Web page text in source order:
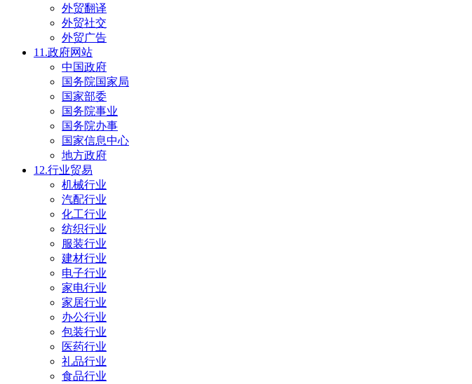
外贸翻译
外贸社交
外贸广告
11.政府网站
中国政府
国务院国家局
国家部委
国务院事业
国务院办事
国家信息中心
地方政府
12.行业贸易
机械行业
汽配行业
化工行业
纺织行业
服装行业
建材行业
电子行业
家电行业
家居行业
办公行业
包装行业
医药行业
礼品行业
食品行业